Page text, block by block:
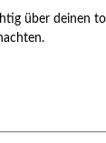
über deinen